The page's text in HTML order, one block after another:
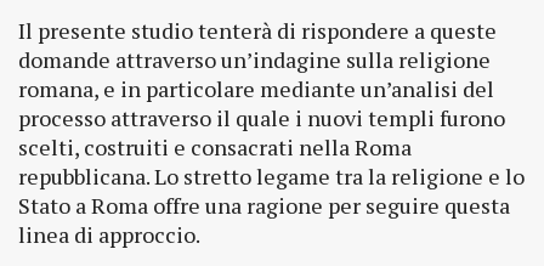
Il presente studio tenterà di rispondere a queste
domande attraverso un’indagine sulla religione
romana, e in particolare mediante un’analisi del
processo attraverso il quale i nuovi templi furono
scelti, costruiti e consacrati nella Roma
repubblicana. Lo stretto legame tra la religione e lo
Stato a Roma offre una ragione per seguire questa
linea di approccio.